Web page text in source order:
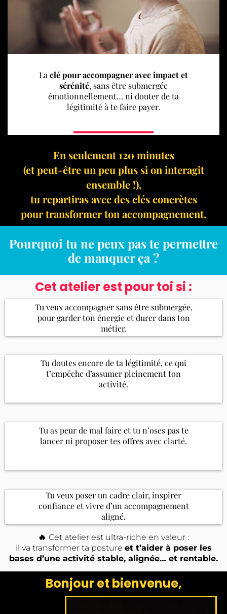
La clé pour accompagner avec impact et
sérénité, sans être submergée
émotionnellement… ni douter de ta
légitimité à te faire payer.
En seulement 120 minutes
(et peut-être un peu plus si on interagit
ensemble !),
tu repartiras avec des clés concrètes
pour transformer ton accompagnement.
Pourquoi tu ne peux pas te permettre
de manquer ça ?
Cet atelier est pour toi si :
Tu veux accompagner sans être submergée,
pour garder ton énergie et durer dans ton
métier.
Tu doutes encore de ta légitimité, ce qui
t’empêche d’assumer pleinement ton
activité.
Tu as peur de mal faire et tu n’oses pas te
lancer ni proposer tes offres avec clarté.
Tu veux poser un cadre clair, inspirer
confiance et vivre d’un accompagnement
aligné.
🔥 Cet atelier est ultra-riche en valeur :
il va transformer ta posture et t’aider à poser les
bases d’une activité stable, alignée… et rentable.
Bonjour et bienvenue,